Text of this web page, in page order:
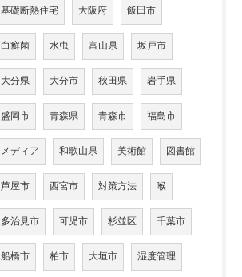
基礎断熱住宅 大阪府 飯田市
白癬菌 水虫 富山県 坂戸市
大分県 大分市 秋田県 岩手県
盛岡市 青森県 青森市 福島市
メディア 和歌山県 美術館 図書館
芦屋市 西宮市 対策方法 喉
多治見市 可児市 杉並区 千葉市
船橋市 柏市 大垣市 湿度管理